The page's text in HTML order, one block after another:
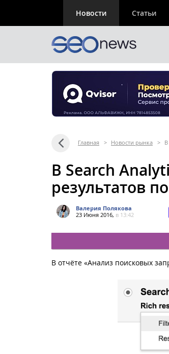
Новости Статьи
Главная > Новости рынка >
В Search
результатов
Валерия Полякова
23 Июня 2016, в 13:42
В отчёте «Анализ поисковых